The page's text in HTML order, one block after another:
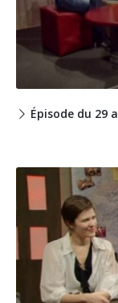
Épisode du 29